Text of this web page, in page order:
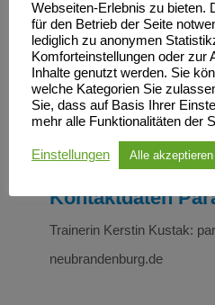
Allgemeine Sportgruppen
Harry.hahne@lk-
Scheibeler
Kontaktdaten
Trainerin Kerstin Kustak:
neubrandenburg.de
Webseiten-Erlebnis zu bieten.
für den Betrieb der Seite
lediglich zu anonymen
Komforteinstellungen oder zur
Inhalte genutzt werden. Sie
welche Kategorien Sie
Sie, dass auf Basis Ihrer
mehr alle Funktionalitäten der
Einstellungen Alle akzeptieren